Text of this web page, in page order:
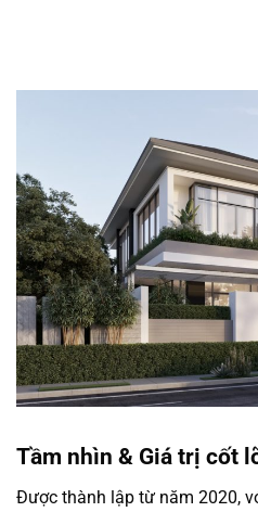
Tầm nhìn & Giá trị cốt
Được thành lập từ năm 2020,